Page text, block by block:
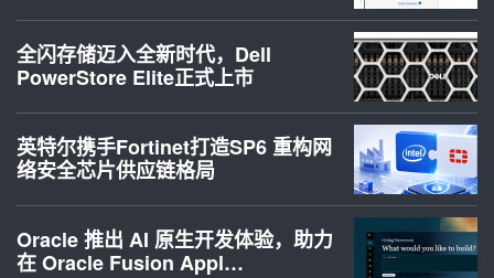
全闪存储迈入全新时代，Dell
PowerStore Elite正式上市
英特尔携手Fortinet打造SP6 重构网
络安全芯片供应链格局
Oracle 推出 AI 原生开发体验，助力
在 Oracle Fusion Appl…